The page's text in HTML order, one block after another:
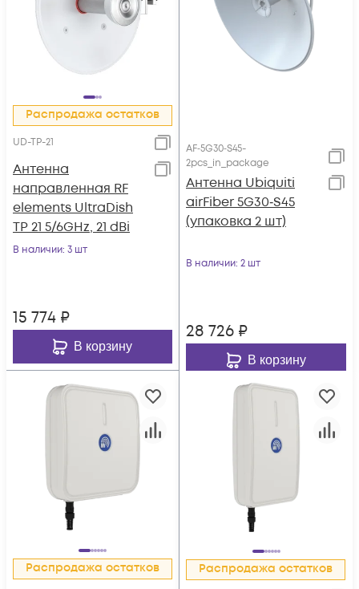
Распродажа остатков
UD-TP-21
Антенна
направленная RF
elements UltraDish
TP 21 5/6GHz, 21 dBi
В наличии: 3 шт
15 774 ₽
В корзину
AF‑5G30‑S45-
2pcs_in_package
Антенна Ubiquiti
airFiber 5G30‑S45
(упаковка 2 шт)
В наличии: 2 шт
28 726 ₽
В корзину
Распродажа остатков Распродажа остатков